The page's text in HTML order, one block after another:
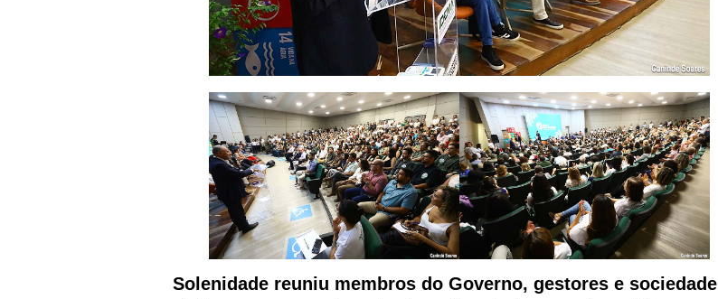
Solenidade reuniu membros do Governo, gestores e sociedade